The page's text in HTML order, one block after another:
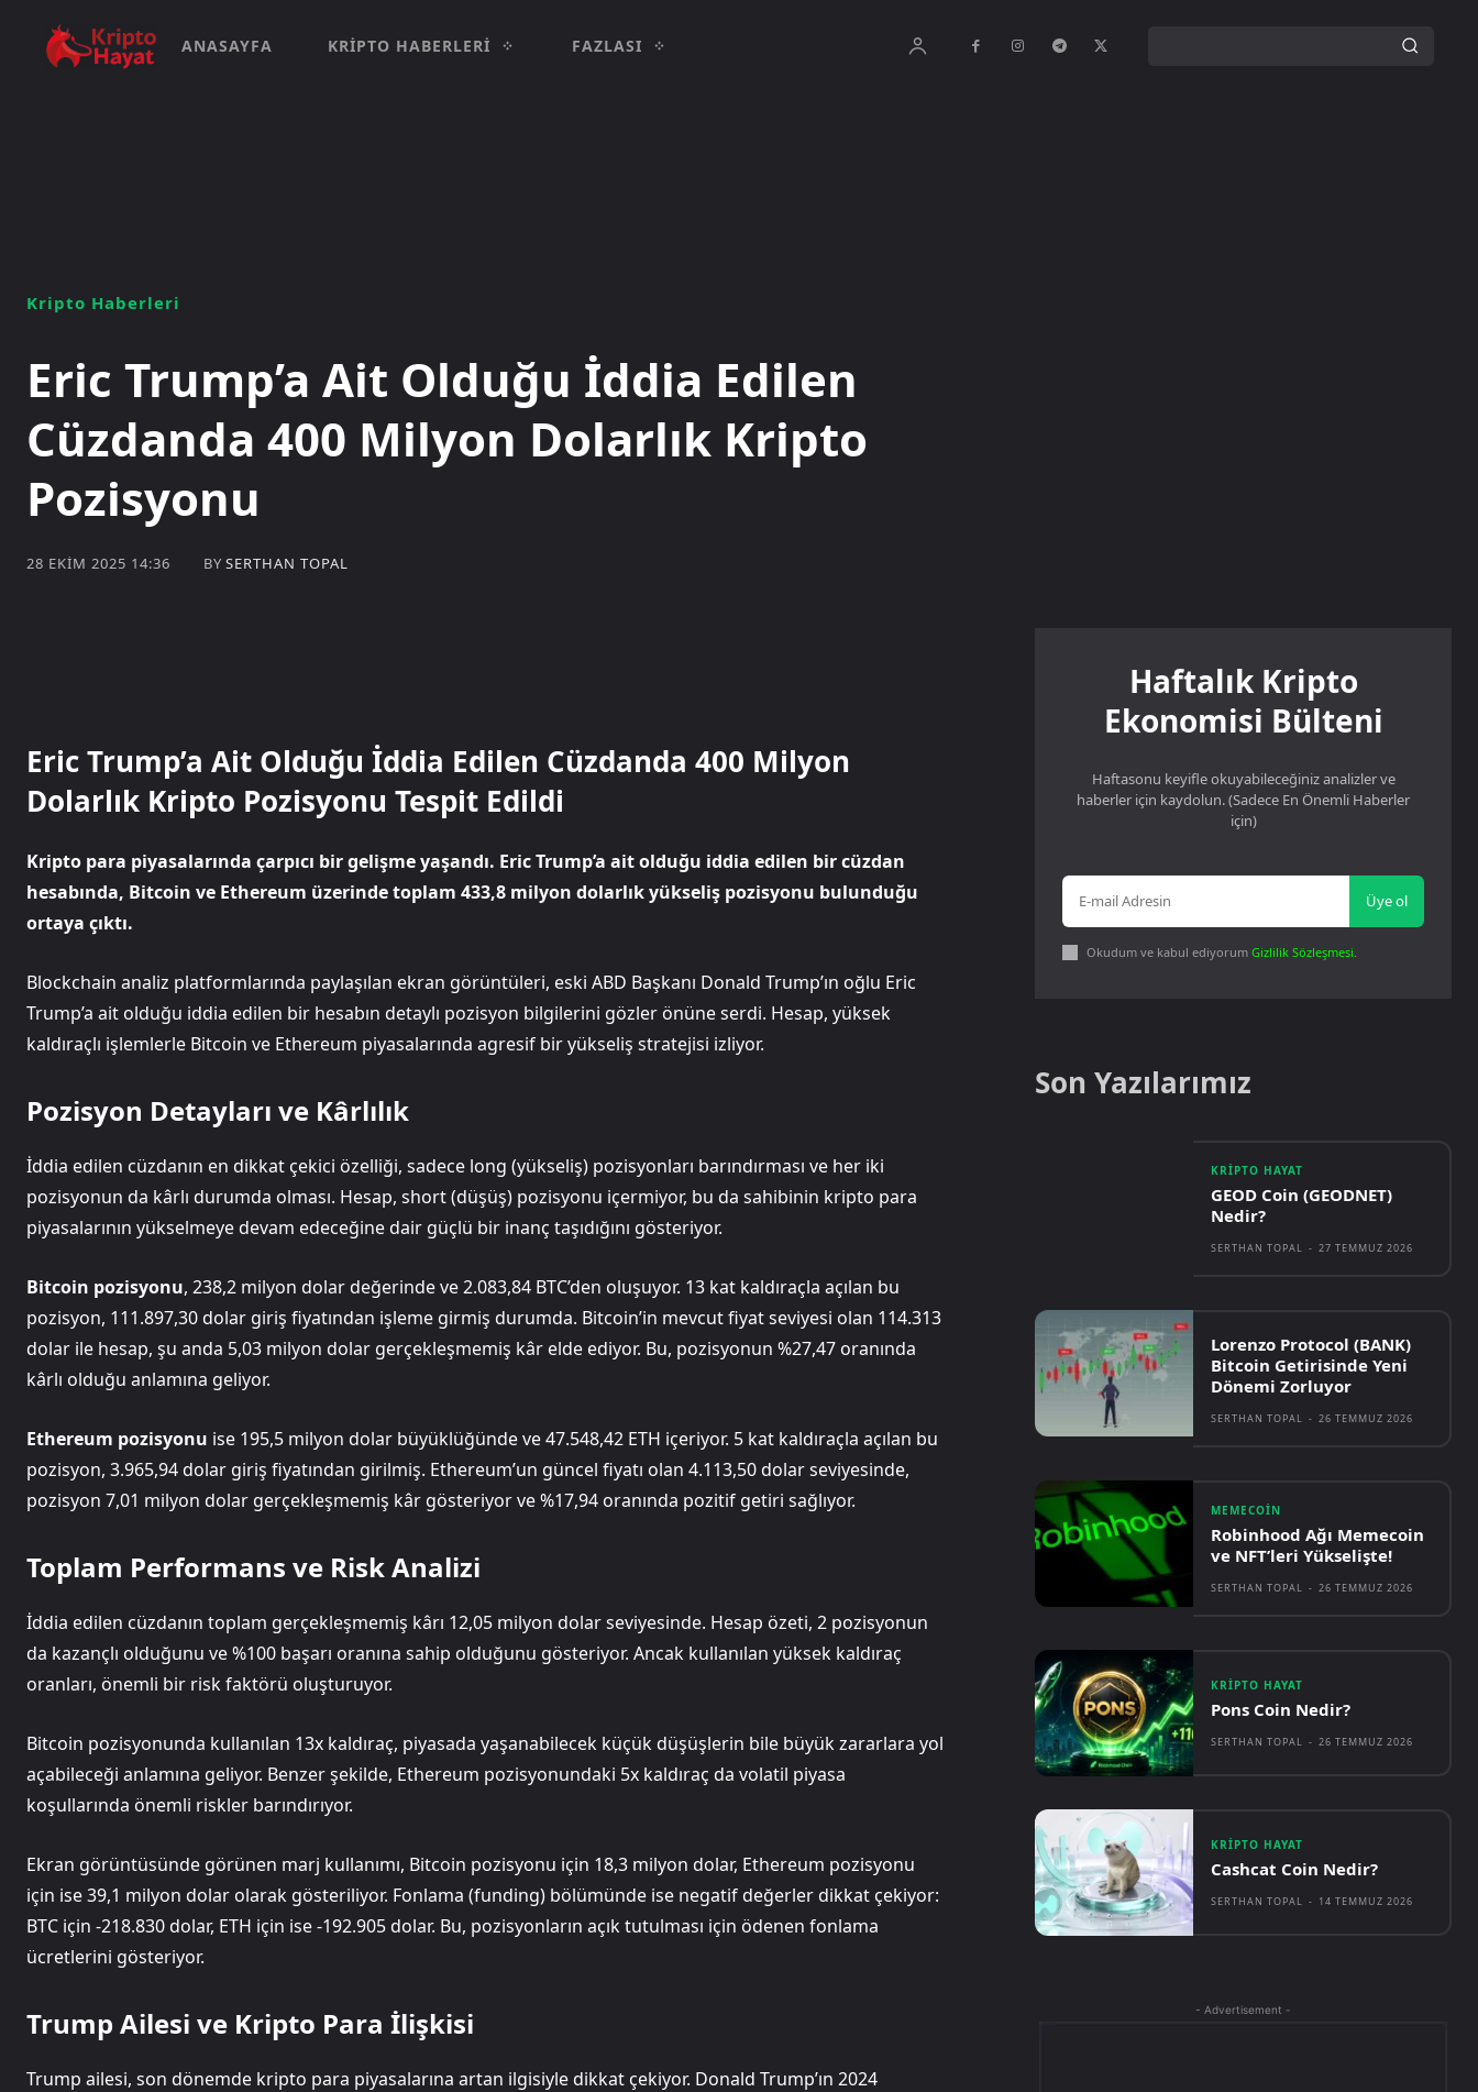
ANASAYFA KRIPTO HABERLERI FAZLASI
Kripto Haberleri
Eric Trump’a Ait Olduğu İddia Edilen
Cüzdanda 400 Milyon Dolarlık Kripto
Pozisyonu
28 EKIM 2025 14:36 BY SERTHAN TOPAL
Eric Trump’a Ait Olduğu İddia Edilen Cüzdanda 400 Milyon
Dolarlık Kripto Pozisyonu Tespit Edildi
Kripto para piyasalarında çarpıcı bir gelişme yaşandı. Eric Trump’a ait olduğu iddia edilen bir cüzdan
hesabında, Bitcoin ve Ethereum üzerinde toplam 433,8 milyon dolarlık yükseliş pozisyonu bulunduğu
ortaya çıktı.
Blockchain analiz platformlarında paylaşılan ekran görüntüleri, eski ABD Başkanı Donald Trump’ın oğlu Eric
Trump’a ait olduğu iddia edilen bir hesabın detaylı pozisyon bilgilerini gözler önüne serdi. Hesap, yüksek
kaldıraçlı işlemlerle Bitcoin ve Ethereum piyasalarında agresif bir yükseliş stratejisi izliyor.
Pozisyon Detayları ve Kârlılık
İddia edilen cüzdanın en dikkat çekici özelliği, sadece long (yükseliş) pozisyonları barındırması ve her iki
pozisyonun da kârlı durumda olması. Hesap, short (düşüş) pozisyonu içermiyor, bu da sahibinin kripto para
piyasalarının yükselmeye devam edeceğine dair güçlü bir inanç taşıdığını gösteriyor.
Bitcoin pozisyonu, 238,2 milyon dolar değerinde ve 2.083,84 BTC’den oluşuyor. 13 kat kaldıraçla açılan bu
pozisyon, 111.897,30 dolar giriş fiyatından işleme girmiş durumda. Bitcoin’in mevcut fiyat seviyesi olan 114.313
dolar ile hesap, şu anda 5,03 milyon dolar gerçekleşmemiş kâr elde ediyor. Bu, pozisyonun %27,47 oranında
kârlı olduğu anlamına geliyor.
Ethereum pozisyonu ise 195,5 milyon dolar büyüklüğünde ve 47.548,42 ETH içeriyor. 5 kat kaldıraçla açılan bu
pozisyon, 3.965,94 dolar giriş fiyatından girilmiş. Ethereum’un güncel fiyatı olan 4.113,50 dolar seviyesinde,
pozisyon 7,01 milyon dolar gerçekleşmemiş kâr gösteriyor ve %17,94 oranında pozitif getiri sağlıyor.
Toplam Performans ve Risk Analizi
İddia edilen cüzdanın toplam gerçekleşmemiş kârı 12,05 milyon dolar seviyesinde. Hesap özeti, 2 pozisyonun
da kazançlı olduğunu ve %100 başarı oranına sahip olduğunu gösteriyor. Ancak kullanılan yüksek kaldıraç
oranları, önemli bir risk faktörü oluşturuyor.
Bitcoin pozisyonunda kullanılan 13x kaldıraç, piyasada yaşanabilecek küçük düşüşlerin bile büyük zararlara yol
açabileceği anlamına geliyor. Benzer şekilde, Ethereum pozisyonundaki 5x kaldıraç da volatil piyasa
koşullarında önemli riskler barındırıyor.
Ekran görüntüsünde görünen marj kullanımı, Bitcoin pozisyonu için 18,3 milyon dolar, Ethereum pozisyonu
için ise 39,1 milyon dolar olarak gösteriliyor. Fonlama (funding) bölümünde ise negatif değerler dikkat çekiyor:
BTC için -218.830 dolar, ETH için ise -192.905 dolar. Bu, pozisyonların açık tutulması için ödenen fonlama
ücretlerini gösteriyor.
Trump Ailesi ve Kripto Para İlişkisi
Trump ailesi, son dönemde kripto para piyasalarına artan ilgisiyle dikkat çekiyor. Donald Trump’ın 2024
Haftalık Kripto
Ekonomisi Bülteni
Haftasonu keyifle okuyabileceğiniz analizler ve
haberler için kaydolun. (Sadece En Önemli Haberler
için)
Üye ol
Okudum ve kabul ediyorumGizlilik Sözleşmesi.
Son Yazılarımız
KRIPTO HAYAT
GEOD Coin (GEODNET)
Nedir?
SERTHAN TOPAL - 27 TEMMUZ 2026
Lorenzo Protocol (BANK)
Bitcoin Getirisinde Yeni
Dönemi Zorluyor
SERTHAN TOPAL - 26 TEMMUZ 2026
MEMECOIN
Robinhood Ağı Memecoin
ve NFT’leri Yükselişte!
SERTHAN TOPAL - 26 TEMMUZ 2026
KRIPTO HAYAT
Pons Coin Nedir?
SERTHAN TOPAL - 26 TEMMUZ 2026
KRIPTO HAYAT
Cashcat Coin Nedir?
SERTHAN TOPAL - 14 TEMMUZ 2026
- Advertisement -